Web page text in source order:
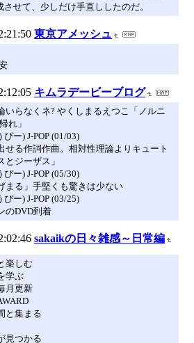
させて、少しだけ手直ししたのだ。
東京アメッシュ
キムラデービーブログ
いらなくネ? やくしまるえつこ「ノルニ
れ」
ー) J-POP (01/03)
せる作詞作曲。相対性理論よりキュート
とジーザス」
ー) J-POP (05/30)
まる」手堅くも驚きは少ない
ー) J-POP (03/25)
のDVD到着
sakaikの日々雑感～日常編
楽しむ
学ぶ
月更新
と集まる
見つかる